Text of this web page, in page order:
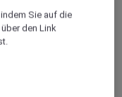
Sie auf die
den Link